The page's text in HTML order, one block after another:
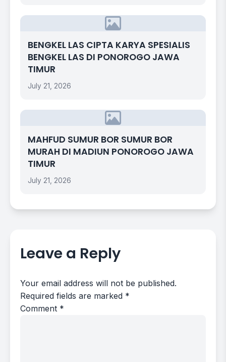
BENGKEL LAS CIPTA KARYA SPESIALIS
BENGKEL LAS DI PONOROGO JAWA
TIMUR
July 21, 2026
MAHFUD SUMUR BOR SUMUR BOR
MURAH DI MADIUN PONOROGO JAWA
TIMUR
July 21, 2026
Leave a Reply
Your email address will not be published.
Required fields are marked *
Comment *